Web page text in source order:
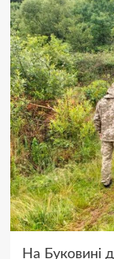
На Буковині